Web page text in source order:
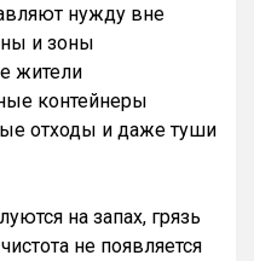
нужду вне
и зоны
жители
контейнеры
отходы и даже туши
на запах, грязь
не появляется